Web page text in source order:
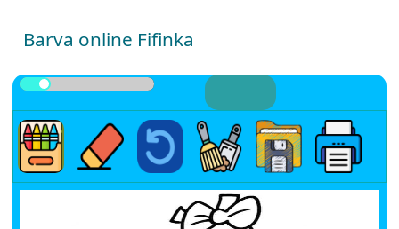
Barva online Fifinka